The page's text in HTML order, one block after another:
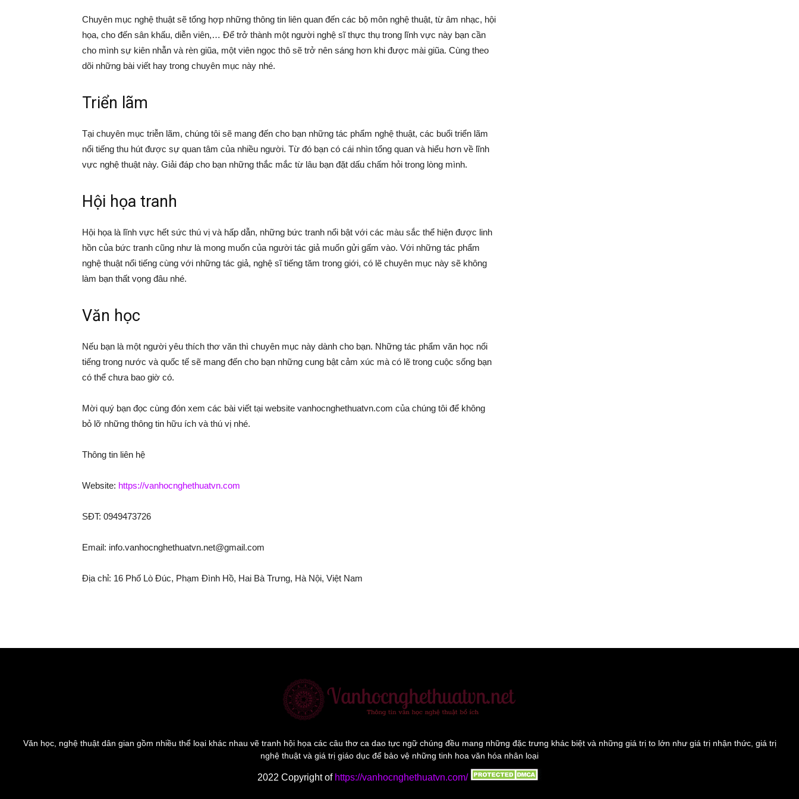
Chuyên mục nghệ thuật sẽ tổng hợp những thông tin liên quan đến các bộ môn nghệ thuật, từ âm nhạc, hội
họa, cho đến sân khấu, diễn viên,… Để trở thành một người nghệ sĩ thực thụ trong lĩnh vực này bạn cần
cho mình sự kiên nhẫn và rèn giũa, một viên ngọc thô sẽ trở nên sáng hơn khi được mài giũa. Cùng theo
dõi những bài viết hay trong chuyên mục này nhé.
Triển lãm
Tại chuyên mục triễn lãm, chúng tôi sẽ mang đến cho bạn những tác phẩm nghệ thuật, các buổi triển lãm
nổi tiếng thu hút được sự quan tâm của nhiều người. Từ đó bạn có cái nhìn tổng quan và hiểu hơn về lĩnh
vực nghệ thuật này. Giải đáp cho bạn những thắc mắc từ lâu bạn đặt dấu chấm hỏi trong lòng mình.
Hội họa tranh
Hội họa là lĩnh vực hết sức thú vị và hấp dẫn, những bức tranh nổi bật với các màu sắc thể hiện được linh
hồn của bức tranh cũng như là mong muốn của người tác giả muốn gửi gấm vào. Với những tác phẩm
nghệ thuật nổi tiếng cùng với những tác giả, nghệ sĩ tiếng tăm trong giới, có lẽ chuyên mục này sẽ không
làm bạn thất vọng đâu nhé.
Văn học
Nếu bạn là một người yêu thích thơ văn thì chuyên mục này dành cho bạn. Những tác phẩm văn học nổi
tiếng trong nước và quốc tế sẽ mang đến cho bạn những cung bật cảm xúc mà có lẽ trong cuộc sống bạn
có thể chưa bao giờ có.
Mời quý bạn đọc cùng đón xem các bài viết tại website vanhocnghethuatvn.com của chúng tôi để không
bỏ lỡ những thông tin hữu ích và thú vị nhé.
Thông tin liên hệ
Website: https://vanhocnghethuatvn.com
SĐT: 0949473726
Email: info.vanhocnghethuatvn.net@gmail.com
Địa chỉ: 16 Phố Lò Đúc, Phạm Đình Hồ, Hai Bà Trưng, Hà Nội, Việt Nam
Văn học, nghệ thuật dân gian gồm nhiều thể loại khác nhau vẽ tranh hội họa các câu thơ ca dao tực ngữ chúng đều mang những đặc trưng khác biệt và những giá trị to lớn như giá trị nhận thức, giá trị
nghệ thuật và giá trị giáo dục để bảo vệ những tinh hoa văn hóa nhân loại
2022 Copyright of https://vanhocnghethuatvn.com/